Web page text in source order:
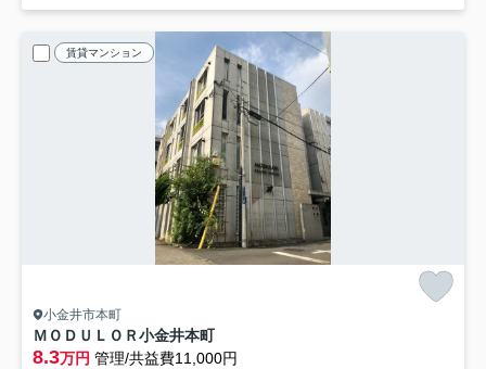
賃貸マンション
小金井市本町
ＭＯＤＵＬＯＲ小金井本町
8.3万円 管理/共益費11,000円